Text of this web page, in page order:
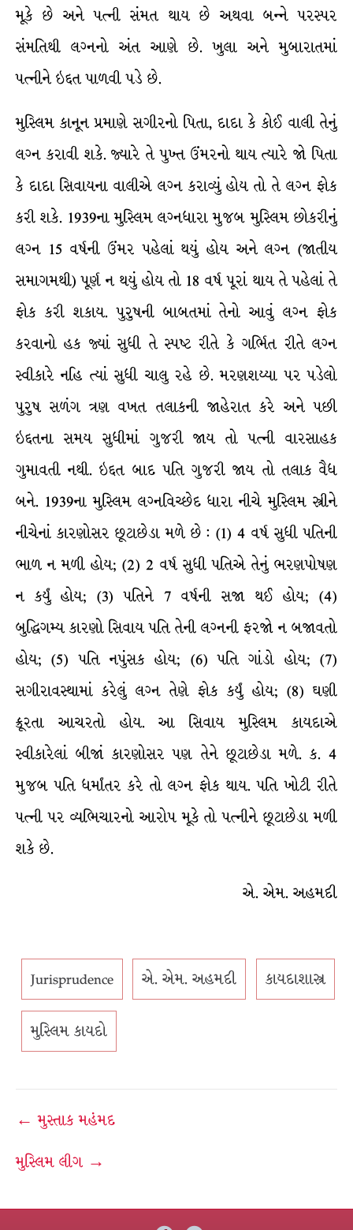
મૂકે છે અને પત્ની સંમત થાય છે અથવા બન્ને પરસ્પર
સંમતિથી લગ્નનો અંત આણે છે. ખુલા અને મુબારાતમાં
પત્નીને ઇદ્દત પાળવી પડે છે.
મુસ્લિમ કાનૂન પ્રમાણે સગીરનો પિતા, દાદા કે કોઈ વાલી તેનું
લગ્ન કરાવી શકે. જ્યારે તે પુખ્ત ઉંમરનો થાય ત્યારે જો પિતા
કે દાદા સિવાયના વાલીએ લગ્ન કરાવ્યું હોય તો તે લગ્ન ફોક
કરી શકે. 1939ના મુસ્લિમ લગ્નધારા મુજબ મુસ્લિમ છોકરીનું
લગ્ન 15 વર્ષની ઉંમર પહેલાં થયું હોય અને લગ્ન (જાતીય
સમાગમથી) પૂર્ણ ન થયું હોય તો 18 વર્ષ પૂરાં થાય તે પહેલાં તે
ફોક કરી શકાય. પુરુષની બાબતમાં તેનો આવું લગ્ન ફોક
કરવાનો હક જ્યાં સુધી તે સ્પષ્ટ રીતે કે ગર્ભિત રીતે લગ્ન
સ્વીકારે નહિ ત્યાં સુધી ચાલુ રહે છે. મરણશય્યા પર પડેલો
પુરુષ સળંગ ત્રણ વખત તલાકની જાહેરાત કરે અને પછી
ઇદ્દતના સમય સુધીમાં ગુજરી જાય તો પત્ની વારસાહક
ગુમાવતી નથી. ઇદ્દત બાદ પતિ ગુજરી જાય તો તલાક વૈધ
બને. 1939ના મુસ્લિમ લગ્નવિચ્છેદ ધારા નીચે મુસ્લિમ સ્ત્રીને
નીચેનાં કારણોસર છૂટાછેડા મળે છે : (1) 4 વર્ષ સુધી પતિની
ભાળ ન મળી હોય; (2) 2 વર્ષ સુધી પતિએ તેનું ભરણપોષણ
ન કર્યું હોય; (3) પતિને 7 વર્ષની સજા થઈ હોય; (4)
બુદ્ધિગમ્ય કારણો સિવાય પતિ તેની લગ્નની ફરજો ન બજાવતો
હોય; (5) પતિ નપુંસક હોય; (6) પતિ ગાંડો હોય; (7)
સગીરાવસ્થામાં કરેલું લગ્ન તેણે ફોક કર્યું હોય; (8) ઘણી
ક્રૂરતા આચરતો હોય. આ સિવાય મુસ્લિમ કાયદાએ
સ્વીકારેલાં બીજાં કારણોસર પણ તેને છૂટાછેડા મળે. ક. 4
મુજબ પતિ ધર્માંતર કરે તો લગ્ન ફોક થાય. પતિ ખોટી રીતે
પત્ની પર વ્યભિચારનો આરોપ મૂકે તો પત્નીને છૂટાછેડા મળી
શકે છે.
એ. એમ. અહમદી
Jurisprudence એ. એમ. અહમદી કાયદાશાસ્ત્ર
મુસ્લિમ કાયદો
Post
navigation
← મુસ્તાક મહંમદ
મુસ્લિમ લીગ →